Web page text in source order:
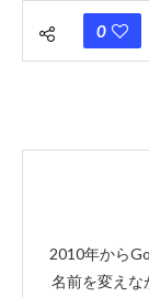
0
2010年から
名前を変えな